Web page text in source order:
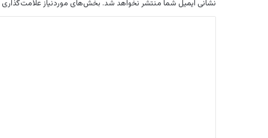
نشانی ایمیل شما منتشر نخواهد شد. بخش‌های موردنیاز